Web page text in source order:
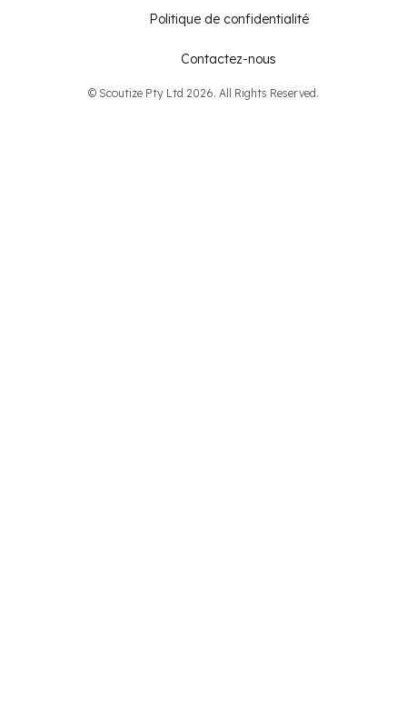
Politique de confidentialité
Contactez-nous
© Scoutize Pty Ltd 2026. All Rights Reserved.